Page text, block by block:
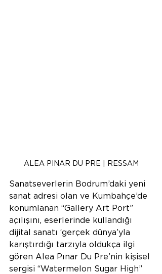
ALEA PINAR DU PRE | RESSAM
Sanatseverlerin Bodrum’daki yeni
sanat adresi olan ve Kumbahçe’de
konumlanan “Gallery Art Port”
açılışını, eserlerinde kullandığı
dijital sanatı ‘gerçek dünya’yla
karıştırdığı tarzıyla oldukça ilgi
gören Alea Pınar Du Pre’nin kişisel
sergisi “Watermelon Sugar High”